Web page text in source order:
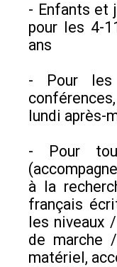
- Enfants et
pour les 4-
ans
- Pour
lundi après-
- Pour
à la
français
les niveaux
de marche
matériel,